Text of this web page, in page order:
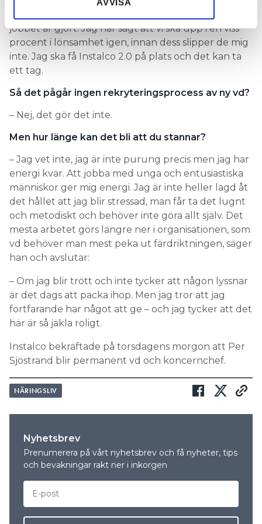
AVVISA
jobbet är gjort. Jag har sagt att vi ska upp i en viss
procent i lönsamhet igen, innan dess slipper de mig
inte. Jag ska få Instalco 2.0 på plats och det kan ta
ett tag.
Så det pågår ingen rekryteringsprocess av ny vd?
– Nej, det gör det inte.
Men hur länge kan det bli att du stannar?
– Jag vet inte, jag är inte purung precis men jag har
energi kvar. Att jobba med unga och entusiastiska
människor ger mig energi. Jag är inte heller lagd åt
det hållet att jag blir stressad, man får ta det lugnt
och metodiskt och behöver inte göra allt själv. Det
mesta arbetet görs längre ner i organisationen, som
vd behöver man mest peka ut färdriktningen, säger
han och avslutar:
– Om jag blir trött och inte tycker att någon lyssnar
är det dags att packa ihop. Men jag tror att jag
fortfarande har något att ge – och jag tycker att det
här är så jäkla roligt.
Instalco bekräftade på torsdagens morgon att Per
Sjöstrand blir permanent vd och koncernchef.
NÄRINGSLIV
Nyhetsbrev
Prenumerera på vårt nyhetsbrev och få nyheter, tips
och bevakningar rakt ner i inkorgen